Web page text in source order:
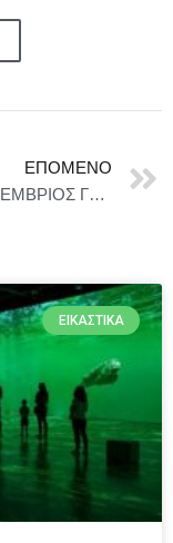
ΕΠΌΜΕΝΟ
ΕΝΑΣ ΝΟΕΜΒΡΙΟΣ ΓΕΜΑΤΟΣ ΕΜΠΝΕΥΣΗ ΓΙΑ ΠΑΙΔΙΑ ΚΑΙ ΝΕΑΡΑ ΑΤΟΜΑ – 22 & 23 ΝΟΕΜΒΡΙΟΥ
ΕΙΚΑΣΤΙΚΆ